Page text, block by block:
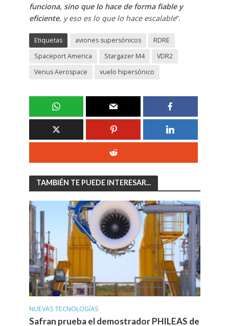
funciona, sino que lo hace de forma fiable y
eficiente, y eso es lo que lo hace escalable”.
Etiquetas aviones supersónicos
RDRE
Spaceport America
Stargazer M4
VDR2
Venus Aerospace
vuelo hipersónico
TAMBIÉN TE PUEDE INTERESAR...
NUEVAS TECNOLOGÍAS
Safran prueba el demostrador PHILEAS de